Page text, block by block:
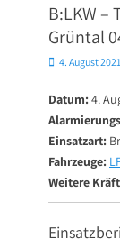
B:LKW
Grüntal
Posted
4. August 2021
Datum: 4.
Einsatzart:
Fahrzeuge:
Weitere